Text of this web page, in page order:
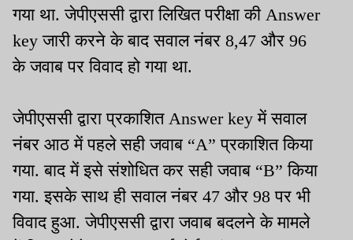
गया था. जेपीएससी द्वारा लिखित परीक्षा की Answer
key जारी करने के बाद सवाल नंबर 8,47 और 96
के जवाब पर विवाद हो गया था.
जेपीएससी द्वारा प्रकाशित Answer key में सवाल
नंबर आठ में पहले सही जवाब “A” प्रकाशित किया
गया. बाद में इसे संशोधित कर सही जवाब “B” किया
गया. इसके साथ ही सवाल नंबर 47 और 98 पर भी
विवाद हुआ. जेपीएससी द्वारा जवाब बदलने के मामले